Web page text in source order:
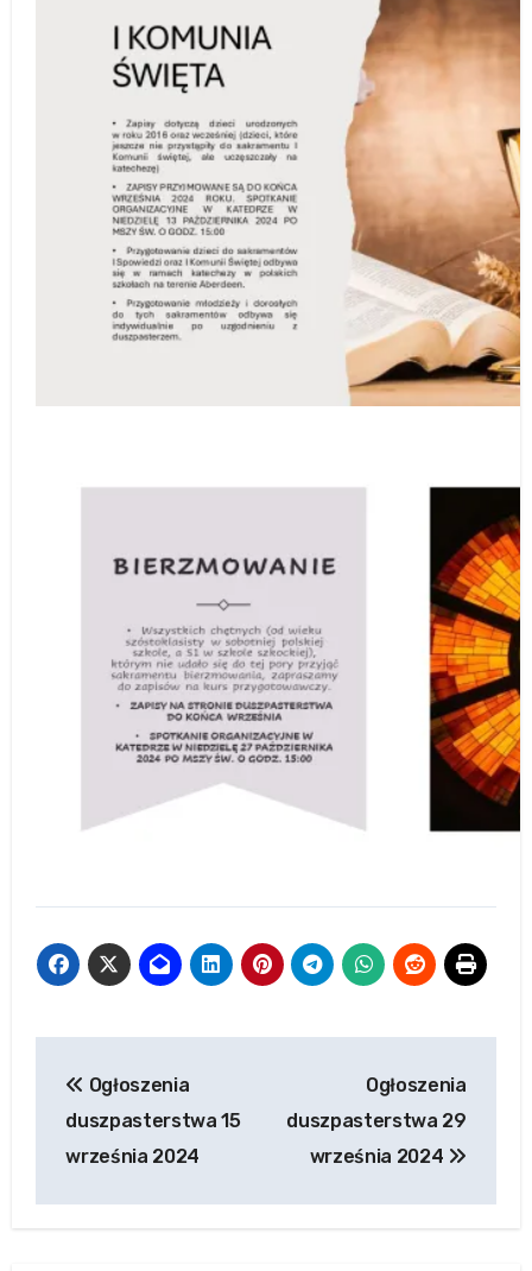
navigation
Ogłoszenia
duszpasterstwa 15
września 2024
Ogłoszenia
duszpasterstwa 29
września 2024